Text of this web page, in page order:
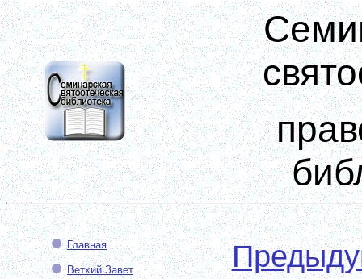
Главная
Ветхий Завет